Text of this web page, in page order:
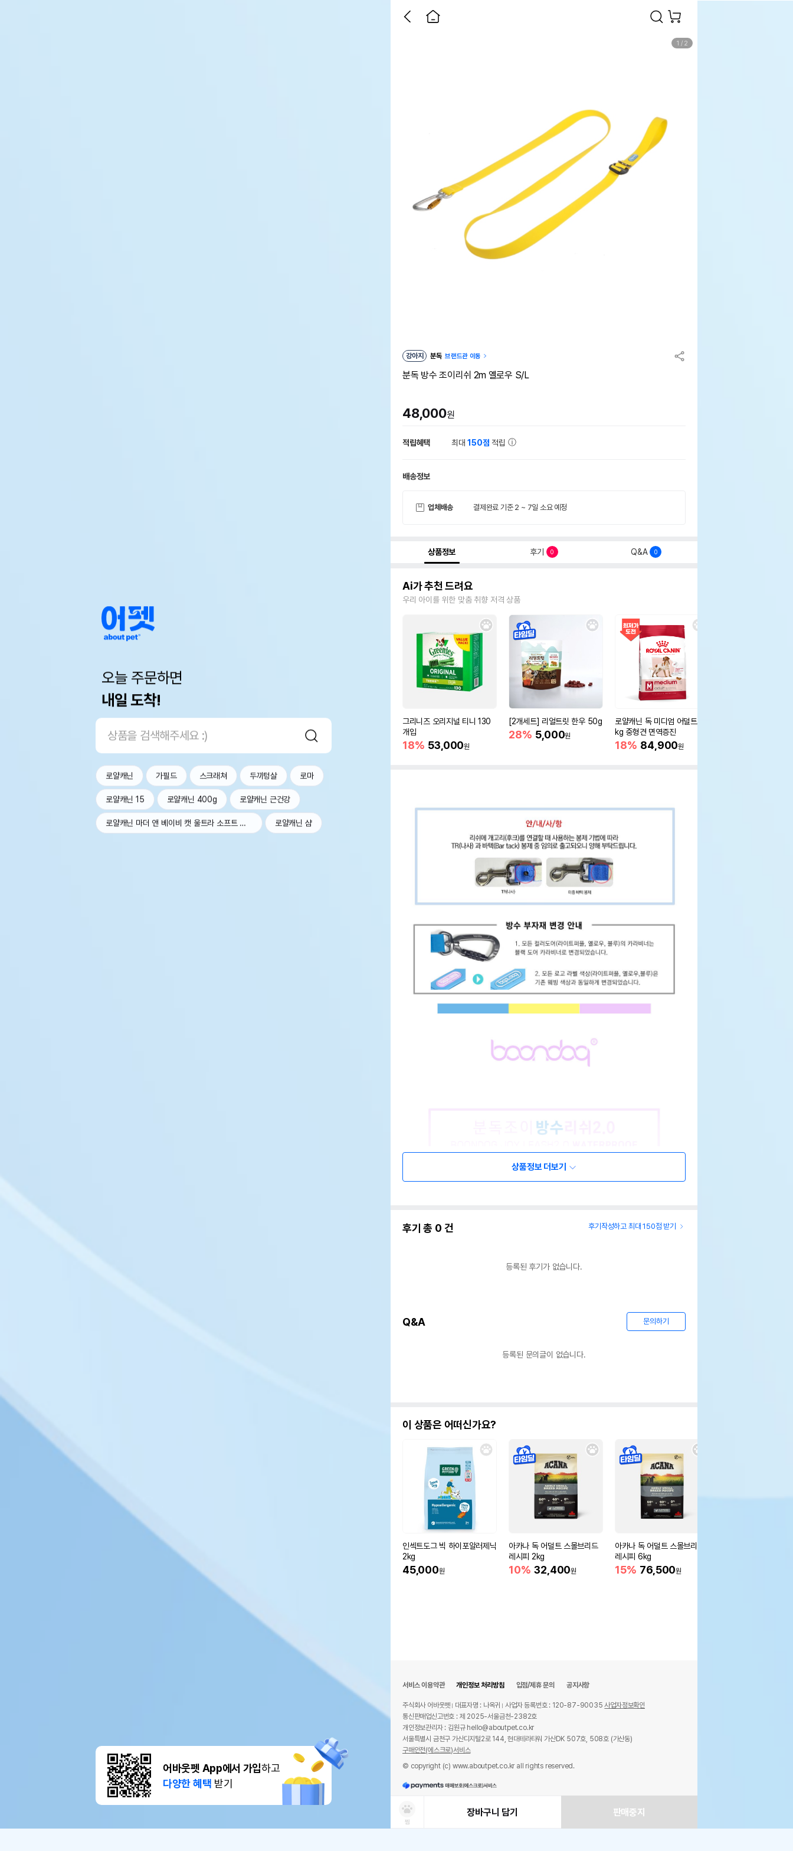
오늘 주문하면
내일 도착!
로얄캐닌 가필드 스크래쳐 두끼텅살 로마
로얄캐닌 15 로얄캐닌 400g 로얄캐닌 근건강
로얄캐닌 마더 앤 베이비 캣 울트라 소프트 무스 트레이 100g 로얄캐닌 샴
어바웃펫 App에서 가입하고
다양한 혜택 받기
1 / 2
강아지 분독 브랜드관 이동
분독 방수 조이리쉬 2m 옐로우 S/L
48,000원
적립혜택 최대150점 적립
배송정보
업체배송 결제완료 기준 2 ~ 7일 소요 예정
상품정보 후기 0 Q&A 0
Ai가 추천 드려요
우리 아이를 위한 맞춤 취향 저격 상품
그리니즈 오리지널 티니 130
개입
18% 53,000원
[2개세트] 리얼트릿 한우 50g
28% 5,000원
로얄캐닌 독 미디엄 어덜트 10
kg 중형견 면역증진
18% 84,900원
상품정보 더보기
후기 총 0 건 후기작성하고 최대 150점 받기
등록된 후기가 없습니다.
Q&A 문의하기
등록된 문의글이 없습니다.
이 상품은 어떠신가요?
인섹트도그 빅 하이포알러제닉
2kg
45,000원
아카나 독 어덜트 스몰브리드
레시피 2kg
10% 32,400원
아카나 독 어덜트 스몰브리드
레시피 6kg
15% 76,500원
찜
장바구니 담기 판매중지
서비스 이용약관 개인정보 처리방침 입점/제휴 문의 공지사항
주식회사 어바웃펫 대표자명 : 나옥귀 사업자 등록번호 : 120-87-90035사업자정보확인
통신판매업신고번호 : 제 2025-서울금천-2382호
개인정보관리자 : 김원규 hello@aboutpet.co.kr
서울특별시 금천구 가산디지털2로 144, 현대테라타워 가산DK 507호, 508호 (가산동)
구매안전(에스크로)서비스
© copyright (c) www.aboutpet.co.kr all rights reserved.